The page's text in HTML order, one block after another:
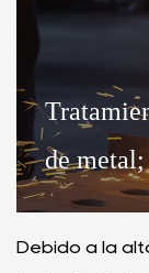
de
Debido a la